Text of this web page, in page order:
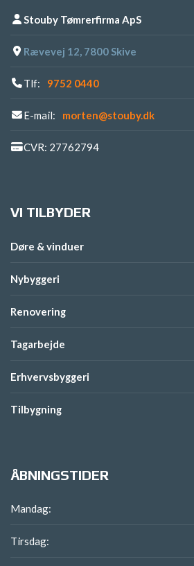
Stouby Tømrerfirma ApS
Rævevej 12, 7800 Skive
Tlf: 9752 0440
E-mail: morten@stouby.dk
CVR: 27762794
VI TILBYDER
Døre & vinduer
Nybyggeri
Renovering
Tagarbejde
Erhvervsbyggeri
Tilbygning
ÅBNINGSTIDER
Mandag:
Tirsdag: